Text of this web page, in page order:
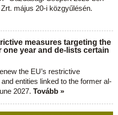
május 20-i közgyűlésén.
measures targeting the
year and de-lists certain
the EU’s restrictive
entities linked to the former al-
2027. Tovább »